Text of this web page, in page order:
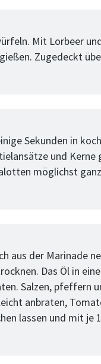
Mit Lorbeer
Zugedeckt
Sekunden in
und Kerne
möglichst
aus der Marinade
Das Öl in
Salzen, pfeffern
anbraten,
lassen und mit je